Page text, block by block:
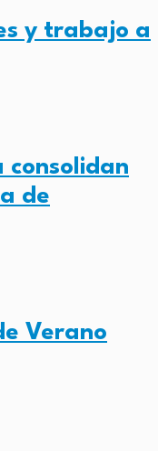
y trabajo a
consolidan
de
Verano